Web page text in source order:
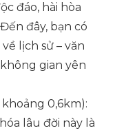
đáo, hài hòa
đây, bạn có
lịch sử – văn
gian yên
khoảng 0,6km):
lâu đời này là